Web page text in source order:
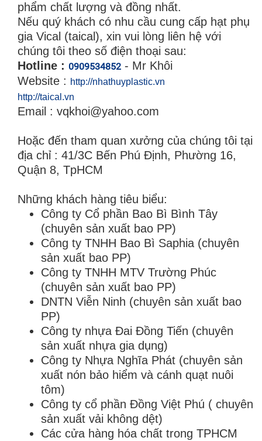
phẩm chất lượng và đồng nhất.
Nếu quý khách có nhu cầu cung cấp hạt phụ
gia Vical (taical), xin vui lòng liên hệ với
chúng tôi theo số điện thoại sau:
Hotline : 0909534852 - Mr Khôi
Website : http://nhathuyplastic.vn
http://taical.vn
Email : vqkhoi@yahoo.com
Hoặc đến tham quan xưởng của chúng tôi tại
địa chỉ : 41/3C Bến Phú Định, Phường 16,
Quận 8, TpHCM
Những khách hàng tiêu biểu:
Công ty Cổ phần Bao Bì Bình Tây
(chuyên sản xuất bao PP)
Công ty TNHH Bao Bì Saphia (chuyên
sản xuất bao PP)
Công ty TNHH MTV Trường Phúc
(chuyên sản xuất bao PP)
DNTN Viễn Ninh (chuyên sản xuất bao
PP)
Công ty nhựa Đai Đồng Tiến (chuyên
sản xuất nhựa gia dụng)
Công ty Nhựa Nghĩa Phát (chuyên sản
xuất nón bảo hiểm và cánh quạt nuôi
tôm)
Công ty cổ phần Đồng Việt Phú ( chuyên
sản xuất vải không dệt)
Các cửa hàng hóa chất trong TPHCM